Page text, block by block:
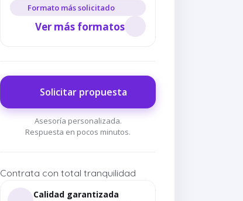
Folclor Caribe -
Carnaval de
Barranquilla
Show Carnaval de
Barranquilla - Gaitas
y tambores
Formato más solicitado
Ver más formatos
Solicitar propuesta
Asesoría personalizada.
Respuesta en pocos minutos.
Contrata con total tranquilidad
Calidad garantizada